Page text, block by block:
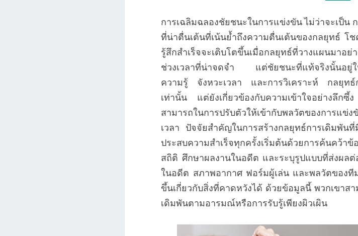
กล
การ
เดิม
พัน
ที่
ชนะ
การเฉลิมฉลองชัยชนะในการแข่งขัน ไม่ว่าจะเป็
ที่น่าตื่นเต้นที่เน้นย้ำถึงความตื่นเต้นของกลยุทธ์
รู้สึกสำเร็จจะเติบโตขึ้นเมื่อกลยุทธ์ที่วางแผนมาอ
ช่วงเวลาที่น่าจดจำ แต่ชัยชนะที่แท้จริงนั้นอยู่ใ
ความรู้ จังหวะเวลา และการวิเคราะห์ กลยุทธ์
เท่านั้น แต่ยังเกี่ยวข้องกับความเข้าใจอย่างลึ
สามารถในการปรับตัวให้เข้ากับพลวัตของการแข่
เวลา ปัจจัยสำคัญในการสร้างกลยุทธ์การเดิมพัน
ประสบความสำเร็จทุกครั้งเริ่มต้นด้วยการค้นคว้
สถิติ ศึกษาผลงานในอดีต และระบุรูปแบบที่ส่งผล
ในอดีต สภาพอากาศ ฟอร์มผู้เล่น และพลวัตของที
ขึ้นเกี่ยวกับสิ่งที่คาดหวังได้ ด้วยข้อมูลนี้ พวกเขาส
เดิมพันตามอารมณ์หรือการรับรู้เพียงผิวเผิน